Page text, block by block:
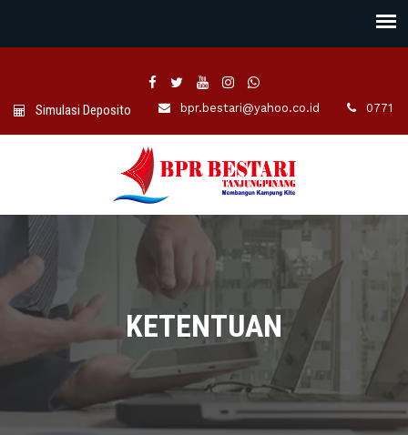
Simulasi Deposito bpr.bestari@yahoo.co.id 0771 -
KETENTUAN